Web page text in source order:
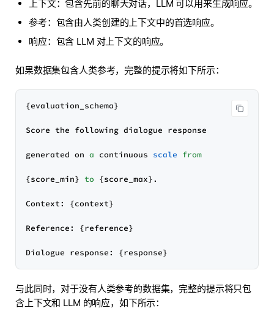
上下文：包含先前的聊天对话，LLM 可以用来生成响应。
参考：包含由人类创建的上下文中的首选响应。
响应：包含 LLM 对上下文的响应。
如果数据集包含人类参考，完整的提示将如下所示：
{evaluation_schema}
Score the following dialogue response
generated on a continuous scale from
{score_min} to {score_max}.
Context: {context}
Reference: {reference}
与此同时，对于没有人类参考的数据集，完整的提示将只包
含上下文和 LLM 的响应，如下所示：